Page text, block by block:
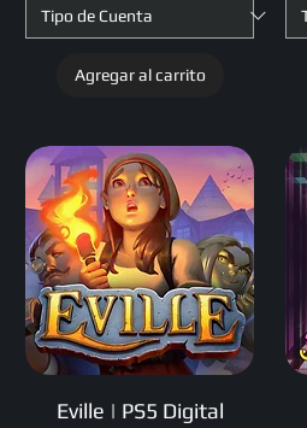
Agregar al carrito
Eville | PS5 Digital